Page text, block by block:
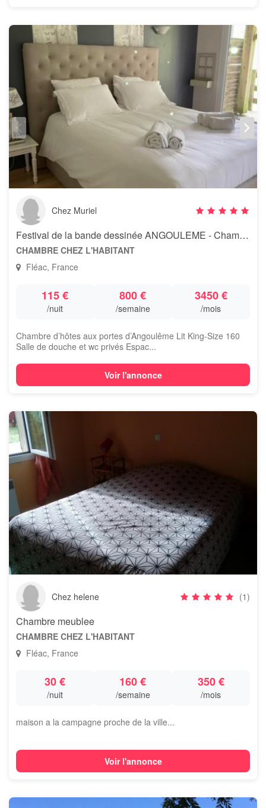
Chez Muriel
Festival de la bande dessinée ANGOULEME - Chambre d’hôtes Tilleul
CHAMBRE CHEZ L'HABITANT
Fléac, France
115 €
/nuit
800 €
/semaine
3450 €
/mois
Chambre d’hôtes aux portes d’Angoulême Lit King-Size 160
Salle de douche et wc privés Espac...
Voir l'annonce
Chez helene (1)
Chambre meublee
CHAMBRE CHEZ L'HABITANT
Fléac, France
30 €
/nuit
160 €
/semaine
350 €
/mois
maison a la campagne proche de la ville...
Voir l'annonce